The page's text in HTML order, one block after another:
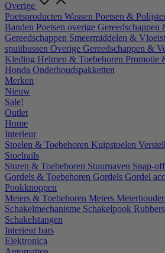
Overige
Poetsproducten Wassen Poetsen &
Banden Poetsen overige Gereedschappen
Gereedschappen Smeermiddelen &
spuitbussen Overige Gereedschappen &
Kleding Helmen & Toebehoren Promotie
Honda Onderhoudspakketten
Merken
Nieuw
Sale!
Outlet
Home
Interieur
Stoelen & Toebehoren Kuipstoelen
Stoelrails
Sturen & Toebehoren Stuurnaven Snap-off
Gordels & Toebehoren Gordels Gordel
Pookknoppen
Meters & Toebehoren Meters
Schakelmechanisme Schakelpook
Schakelstangen
Interieur bars
Elektronica